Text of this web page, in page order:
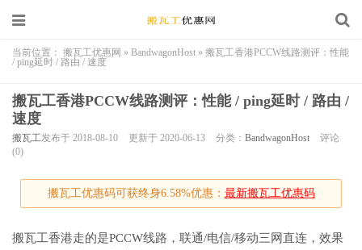
当前位置： 搬瓦工优惠网 » BandwagonHost » 搬瓦工香港PCCW线路测评：性能
/ ping延时 / 路由 / 速度
搬瓦工香港PCCW线路测评：性能 / ping延时 / 路由 /
速度
搬瓦工发布于 2018-08-10 更新于 2020-06-13 分类： BandwagonHost
评论
(0)
搬瓦工优惠码可获终身6.58%优惠： 最新搬瓦工优惠码
搬瓦工香港走的是PCCW线路，联通/电信/移动三网直连，效果